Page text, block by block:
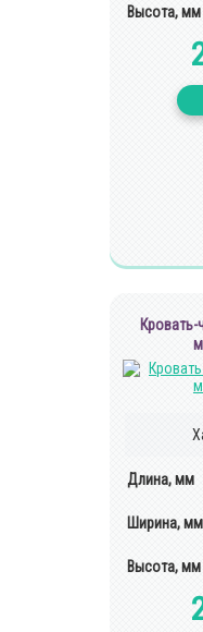
Высота, мм
Длина, мм
Ширина, мм
Высота, мм